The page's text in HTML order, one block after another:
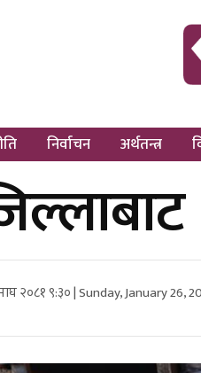
निर्वाचन अर्थतन्त्र
२०८१ ९:३० | Sunday, January 26,